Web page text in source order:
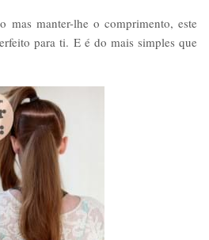
mas manter-lhe o comprimento, este
para ti. E é do mais simples que